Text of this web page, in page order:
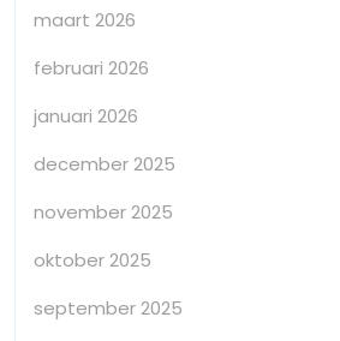
maart 2026
februari 2026
januari 2026
december 2025
november 2025
oktober 2025
september 2025